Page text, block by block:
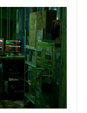
de LAYER : Entre